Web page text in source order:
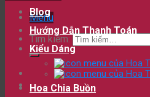
Menu
Tìm kiếm:
Blog
Hướng Dẫn Thanh Toán
Kiểu Dáng
Hoa Chia Buồn